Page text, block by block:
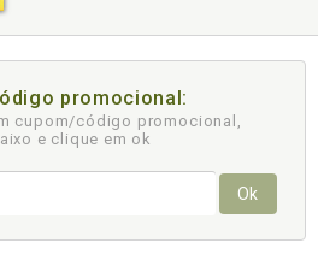
promocional:
cupom/código promocional,
e clique em ok
Ok